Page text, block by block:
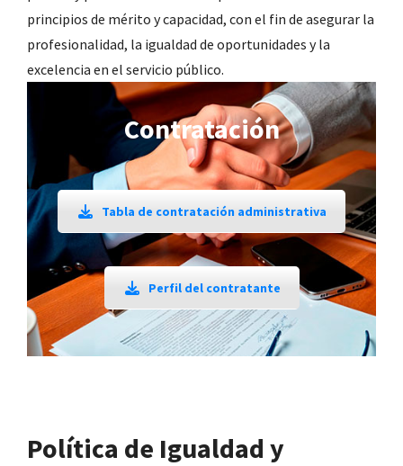
principios de mérito y capacidad, con el fin de asegurar la
profesionalidad, la igualdad de oportunidades y la
excelencia en el servicio público.
Contratación
Tabla de contratación administrativa
Perfil del contratante
Política de Igualdad y